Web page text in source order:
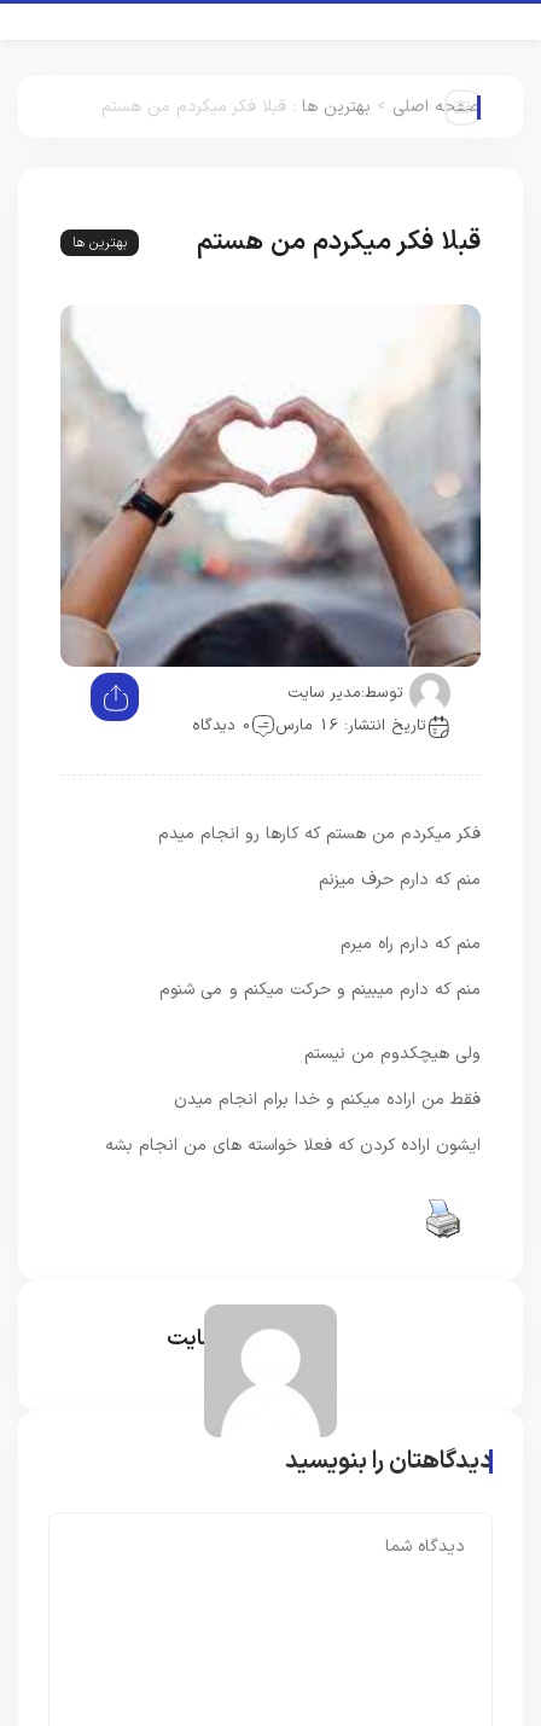
صفحه اصلی > بهترین ها : قبلا فکر میکردم من هستم
قبلا فکر میکردم من هستم بهترین ها
توسط:مدیر سایت
تاریخ انتشار: 16 مارس
0 دیدگاه
فکر میکردم من هستم که کارها رو انجام میدم
منم که دارم حرف میزنم
منم که دارم راه میرم
منم که دارم میبینم و حرکت میکنم و می شنوم
ولی هیچکدوم من نیستم
فقط من اراده میکنم و خدا برام انجام میدن
ایشون اراده کردن که فعلا خواسته های من انجام بشه
مدیر سایت
دیدگاهتان را بنویسید